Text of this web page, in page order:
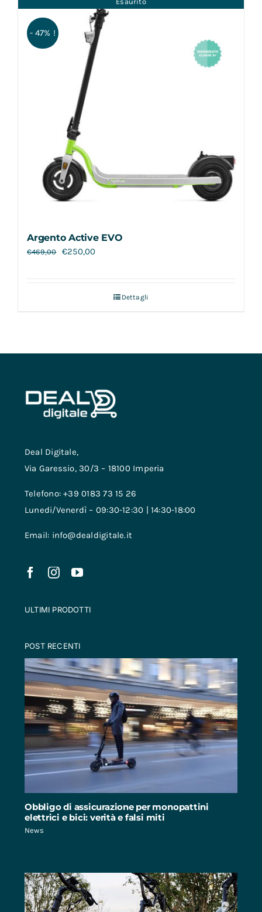
- 47% !
Argento Active EVO
€469,00 €250,00
Dettagli
Deal Digitale,
Via Garessio, 30/3 – 18100 Imperia
Telefono: +39 0183 73 15 26
Lunedi/Venerdì – 09:30-12:30 | 14:30-18:00
Email: info@dealdigitale.it
ULTIMI PRODOTTI
POST RECENTI
Obbligo di assicurazione per monopattini
elettrici e bici: verità e falsi miti
News